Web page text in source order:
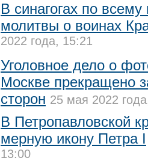
В синагогах по
молитвы о воинах
2022 года, 15:21
Уголовное дело о
Москве прекращено
сторон 25 мая 2022
В Петропавловской
мерную икону Петра I
13:00